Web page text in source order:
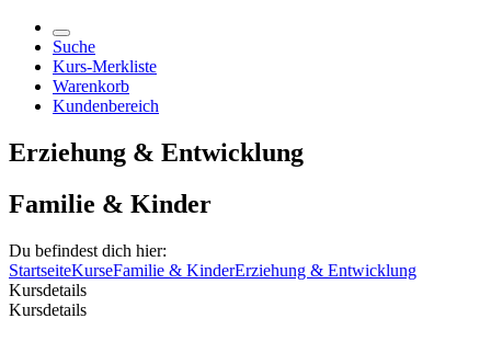
Suche
Kurs-Merkliste
Warenkorb
Kundenbereich
Erziehung & Entwicklung
Familie & Kinder
Du befindest dich hier:
StartseiteKurseFamilie & KinderErziehung & Entwicklung
Kursdetails
Kursdetails